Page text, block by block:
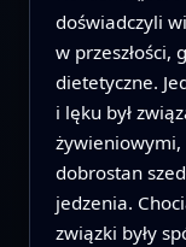
doświadczyli
w
dietetyczne.
i lęku był
żywieniowymi,
dobrostan
jedzenia.
związki były